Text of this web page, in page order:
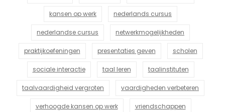
kansen op werk nederlands cursus
nederlandse cursus netwerkmogelijkheden
praktijkoefeningen presentaties geven scholen
sociale interactie taal leren taalinstituten
taalvaardigheid vergroten vaardigheden verbeteren
verhoogde kansen op werk vriendschappen